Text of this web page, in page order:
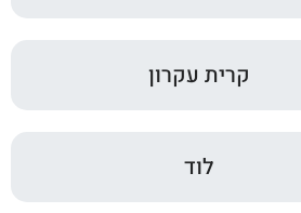
קרית עקרון
לוד